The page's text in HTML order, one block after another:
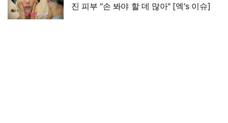
진 피부 "손 봐야 할 데 많아" [엑's 이슈]